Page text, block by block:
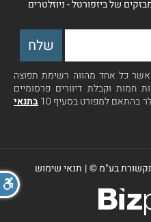
של ביזפורטל - ניוזלטרים
אשר כל אחד מהווה רשימת תפוצה
חמות וקבלת דיוורים פרסומיים
בהתאם למפורט בסעיף 10
בתנאי
תקשורת בע"מ ©| תנאי שימוש